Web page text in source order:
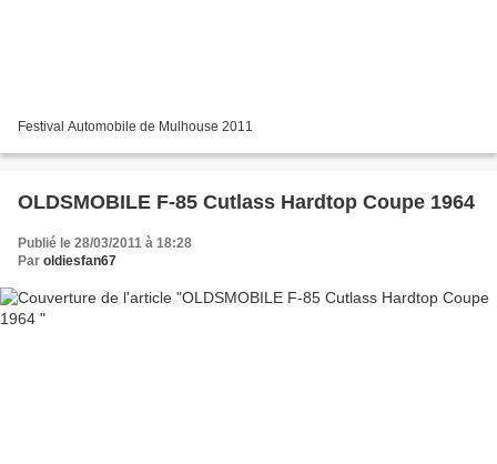
Festival Automobile de Mulhouse 2011
OLDSMOBILE F-85 Cutlass Hardtop Coupe 1964
Publié le 28/03/2011 à 18:28
Par oldiesfan67